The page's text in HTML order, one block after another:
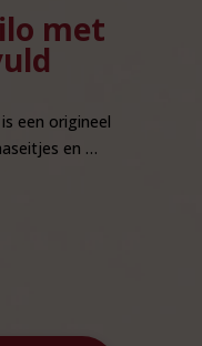
met
een origineel
en …